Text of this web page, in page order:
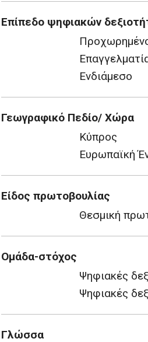
Επίπεδο ψηφιακών
Ενδιάμεσο
Γεωγραφικό Πεδίο/ Χώρα
Κύπρος
Ευρωπαϊκή
Είδος πρωτοβουλίας
Θεσμική
Ομάδα-στόχος
Ψηφιακές
Ψηφιακές
Γλώσσα